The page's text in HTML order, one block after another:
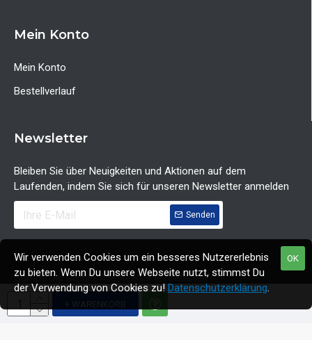
+ WARENKORB
Mein Konto
Mein Konto
Bestellverlauf
Newsletter
Bleiben Sie über Neuigkeiten und Aktionen auf dem
Laufenden, indem Sie sich für unseren Newsletter anmelden
Senden
Gummi Dip GmbH, Alle Rechte vorbehalten
OK
Wir verwenden Cookies um ein besseres Nutzererlebnis
zu bieten. Wenn Du unsere Webseite nutzt, stimmst Du
der Verwendung von Cookies zu! Datenschutzerklärung.